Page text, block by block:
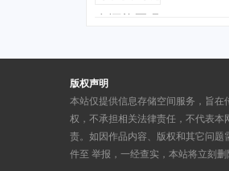
版权声明
本站仅提供信息存储空间服务，旨在
权，不承担相关法律责任，不代表本
责。如因作品内容、版权和其它问题
件至 举报，一经查实，本站将立刻删